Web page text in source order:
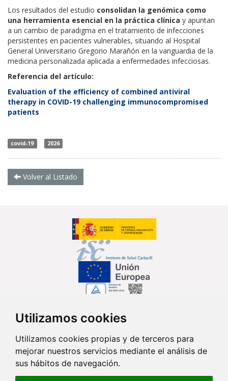
Utilizamos cookies
Utilizamos cookies propias y de terceros para
mejorar nuestros servicios mediante el análisis de
sus hábitos de navegación.
Los resultados del estudio consolidan la genómica como
una herramienta esencial en la práctica clínica y apuntan
a un cambio de paradigma en el tratamiento de infecciones
persistentes en pacientes vulnerables, situando al Hospital
General Universitario Gregorio Marañón en la vanguardia de la
medicina personalizada aplicada a enfermedades infecciosas.
Referencia del artículo:
Evaluation of the efficiency of combined antiviral
therapy in COVID-19 challenging immunocompromised
patients
covid-19 2026
Volver al Listado
Síguenos en...
Contacto
Av. Monforte de Lemos, 3-5. Pabellón 11. Planta 0 28029 Madrid